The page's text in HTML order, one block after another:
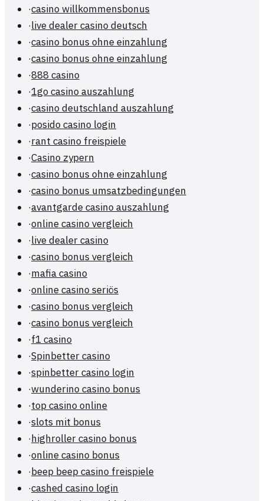
·casino willkommensbonus
·live dealer casino deutsch
·casino bonus ohne einzahlung
·casino bonus ohne einzahlung
·888 casino
·1go casino auszahlung
·casino deutschland auszahlung
·posido casino login
·rant casino freispiele
·Casino zypern
·casino bonus ohne einzahlung
·casino bonus umsatzbedingungen
·avantgarde casino auszahlung
·online casino vergleich
·live dealer casino
·casino bonus vergleich
·mafia casino
·online casino seriös
·casino bonus vergleich
·casino bonus vergleich
·f1 casino
·Spinbetter casino
·spinbetter casino login
·wunderino casino bonus
·top casino online
·slots mit bonus
·highroller casino bonus
·online casino bonus
·beep beep casino freispiele
·cashed casino login